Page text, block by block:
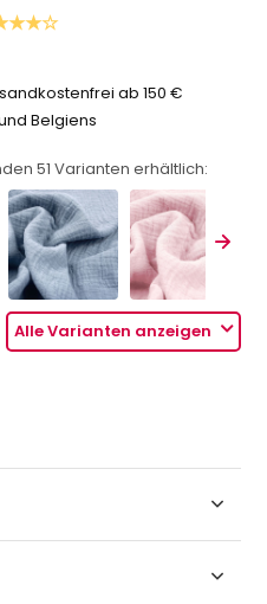
ab 150 €
Belgiens
51 Varianten erhältlich:
Alle Varianten anzeigen